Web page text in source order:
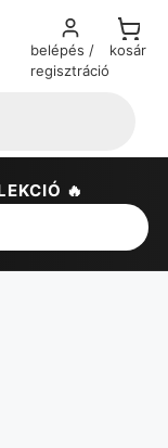
belépés /
regisztráció
kosár
🔥